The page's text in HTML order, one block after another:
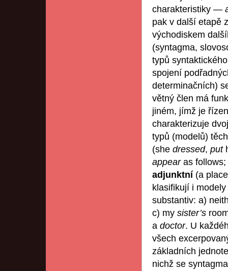
charakteristiky —
pak v další etapě
východiskem
(syntagma,
typů
spojení
determinačních)
větný člen má
jiném, jímž je
charakterizuje
typů (modelů)
(she dressed, put
appear as follows;
adjunktní (a
klasifikují i
substantiv: a)
c) my sister’s
a doctor. U
všech
základních
nichž se